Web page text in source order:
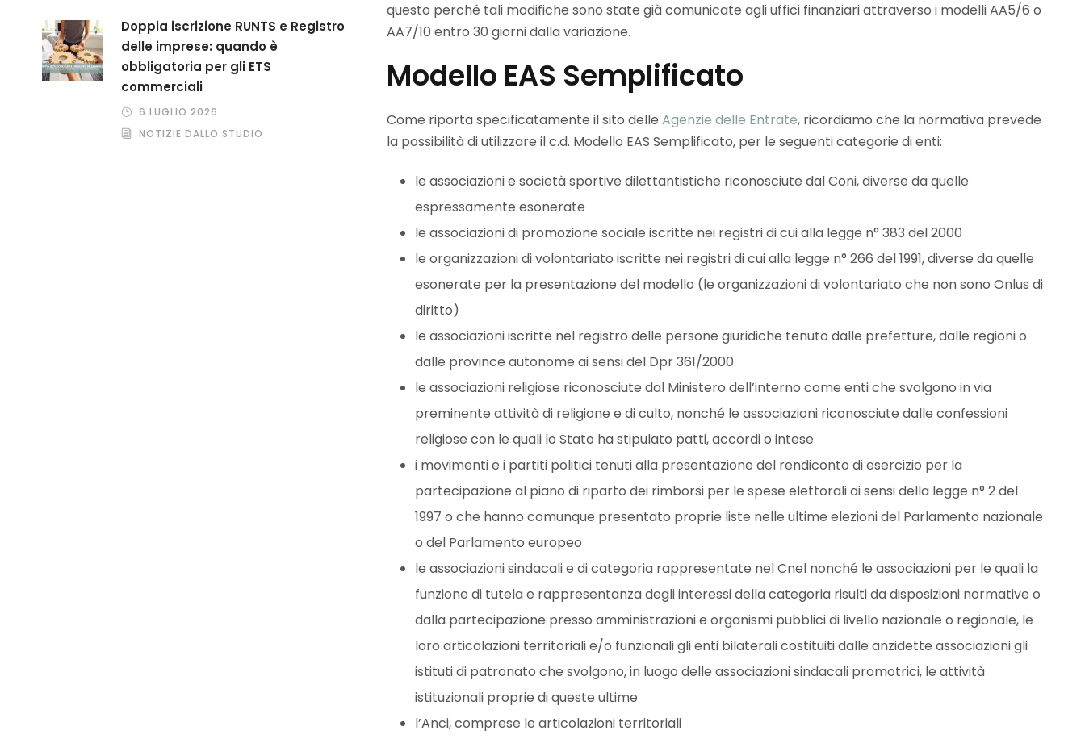
questo perché tali modifiche sono state già comunicate agli uffici finanziari attraverso i modelli AA5/6 o
AA7/10 entro 30 giorni dalla variazione.
Modello EAS Semplificato
Come riporta specificatamente il sito delle Agenzie delle Entrate, ricordiamo che la normativa prevede
la possibilità di utilizzare il c.d. Modello EAS Semplificato, per le seguenti categorie di enti:
le associazioni e società sportive dilettantistiche riconosciute dal Coni, diverse da quelle
espressamente esonerate
le associazioni di promozione sociale iscritte nei registri di cui alla legge n° 383 del 2000
le organizzazioni di volontariato iscritte nei registri di cui alla legge n° 266 del 1991, diverse da quelle
esonerate per la presentazione del modello (le organizzazioni di volontariato che non sono Onlus di
diritto)
le associazioni iscritte nel registro delle persone giuridiche tenuto dalle prefetture, dalle regioni o
dalle province autonome ai sensi del Dpr 361/2000
le associazioni religiose riconosciute dal Ministero dell’interno come enti che svolgono in via
preminente attività di religione e di culto, nonché le associazioni riconosciute dalle confessioni
religiose con le quali lo Stato ha stipulato patti, accordi o intese
i movimenti e i partiti politici tenuti alla presentazione del rendiconto di esercizio per la
partecipazione al piano di riparto dei rimborsi per le spese elettorali ai sensi della legge n° 2 del
1997 o che hanno comunque presentato proprie liste nelle ultime elezioni del Parlamento nazionale
o del Parlamento europeo
le associazioni sindacali e di categoria rappresentate nel Cnel nonché le associazioni per le quali la
funzione di tutela e rappresentanza degli interessi della categoria risulti da disposizioni normative o
dalla partecipazione presso amministrazioni e organismi pubblici di livello nazionale o regionale, le
loro articolazioni territoriali e/o funzionali gli enti bilaterali costituiti dalle anzidette associazioni gli
istituti di patronato che svolgono, in luogo delle associazioni sindacali promotrici, le attività
istituzionali proprie di queste ultime
l’Anci, comprese le articolazioni territoriali
Doppia iscrizione RUNTS e Registro
delle imprese: quando è
obbligatoria per gli ETS
commerciali
6 LUGLIO 2026
NOTIZIE DALLO STUDIO